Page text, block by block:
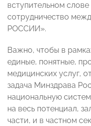
вступительном
сотрудничество
РОССИИ».
Важно, чтобы в
единые, понятные,
медицинских услуг,
задача Минздрава
национальную
на весь потенциал,
части, и в частном